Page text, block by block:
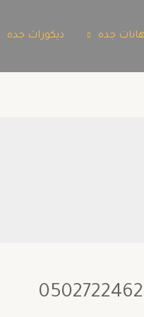
جده ديكورات جده